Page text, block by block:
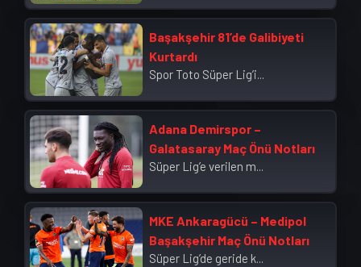
Başakşehir 81’de Galibiyeti
Kurtardı
Spor Toto Süper Lig’i...
Adana Demirspor –
Galatasaray Maç Önü Notları
Süper Lig’e verilen m...
MKE Ankaragücü – Medipol
Başakşehir Maç Önü Notları
Süper Lig’de geride k...